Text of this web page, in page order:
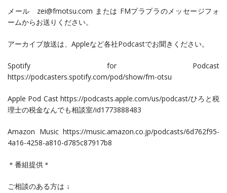
メール zei@fmotsu.com または FMプラプラのメッセージフォ
ームからお送りください。
アーカイブ放送は、Appleなど各社Podcastでお聞きください。
Spotify for Podcast
https://podcasters.spotify.com/pod/show/fm-otsu
Apple Pod Cast https://podcasts.apple.com/us/podcast/ひろと税
理士の税金なんでも相談室/id1773888483
Amazon Music https://music.amazon.co.jp/podcasts/6d762f95-
4a16-4258-a810-d785c87917b8
＊番組提供＊
ご相談のある方は ↓